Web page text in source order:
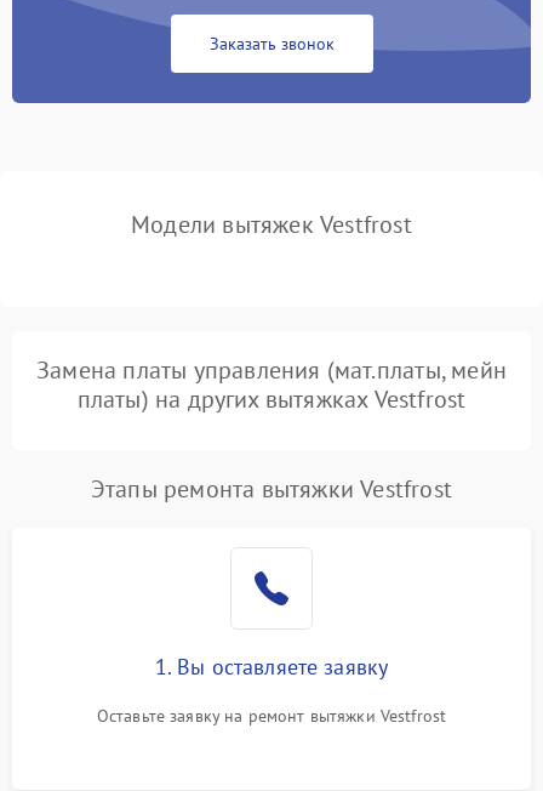
1000 ₽ Подробнее →
Заказать звонок
Модели вытяжек Vestfrost
Замена платы управления (мат.платы, мейн
платы) на других вытяжках Vestfrost
Этапы ремонта вытяжки Vestfrost
1. Вы оставляете заявку
Оставьте заявку на ремонт вытяжки Vestfrost